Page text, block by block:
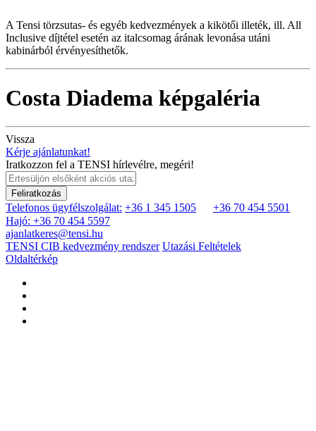
A Tensi törzsutas- és egyéb kedvezmények a kikötői illeték, ill. All
Inclusive díjtétel esetén az italcsomag árának levonása utáni
kabinárból érvényesíthetők.
Costa Diadema képgaléria
Vissza
Kérje ajánlatunkat!
Iratkozzon fel a TENSI hírlevélre, megéri!
Feliratkozás
Telefonos ügyfélszolgálat: +36 1 345 1505
+36 70 454 5501
Hajó: +36 70 454 5597
ajanlatkeres@tensi.hu
TENSI CIB kedvezmény rendszer Utazási Feltételek
Oldaltérkép